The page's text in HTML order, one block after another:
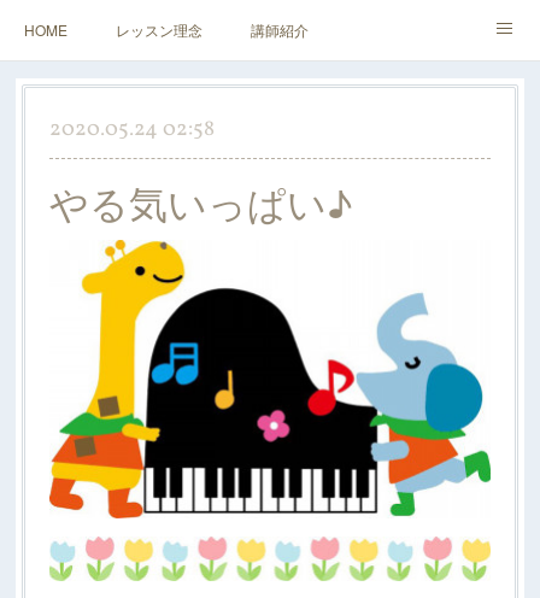
HOME レッスン理念 講師紹介
レッスンについて アクセス&お問い合わせ
2020.05.24 02:58
やる気いっぱい♪